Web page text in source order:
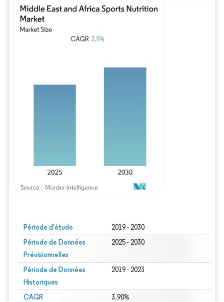
Période d'étude 2019 - 2030
Période de Données
Prévisionnelles
2025 - 2030
Période de Données
Historiques
2019 - 2023
CAGR 3.90%